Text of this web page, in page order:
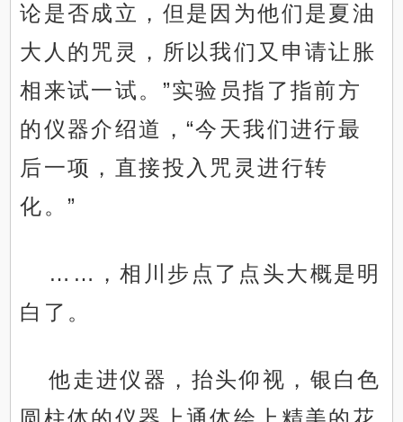
论是否成立，但是因为他们是夏油
大人的咒灵，所以我们又申请让胀
相来试一试。”实验员指了指前方
的仪器介绍道，“今天我们进行最
后一项，直接投入咒灵进行转
化。”
……，相川步点了点头大概是明
白了。
他走进仪器，抬头仰视，银白色